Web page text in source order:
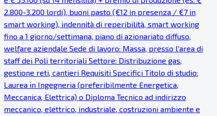
2.800-3.200 lordi), buoni pasto (€12 in presenza / €7 in
smart working), indennità di reperibilità, smart working
fino a 1 giorno/settimana, piano di azionariato diffuso,
welfare aziendale Sede di lavoro: Massa, presso l'area di
staff dei Poli territoriali Settore: Distribuzione gas,
gestione reti, cantieri Requisiti Specifici Titolo di studio:
Laurea in Ingegneria (preferibilmente Energetica,
Meccanica, Elettrica) o Diploma Tecnico ad indirizzo
meccanico, elettrico, industriale, costruzioni ambiente e